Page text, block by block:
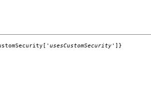
usesCustomSecurity']}